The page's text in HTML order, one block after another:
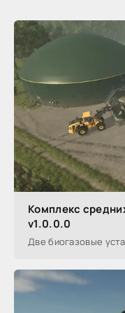
Комплекс
v1.0.0.0
Две биогазовые